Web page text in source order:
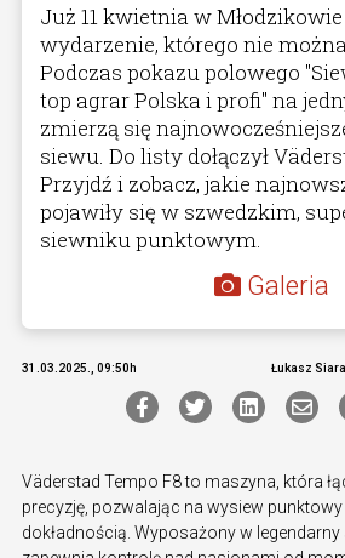
Już 11 kwietnia w
wydarzenie, którego nie
Podczas pokazu polowego
top agrar Polska i profi" na
zmierzą się
siewu. Do listy dołączył
Przyjdź i zobacz, jakie
pojawiły się w szwedzkim,
siewniku punktowym.
Galeria
31.03.2025., 09:50h Łukasz Siara
Väderstad Tempo F8 to maszyna, która
precyzję, pozwalając na wysiew
dokładnością. Wyposażony w